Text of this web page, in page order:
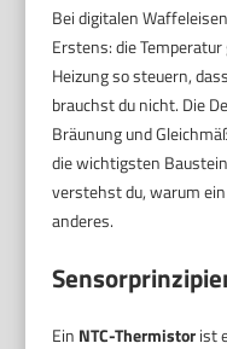
Bei digitalen
Erstens: die
Heizung so steuern,
brauchst du nicht. Die
Bräunung und
die wichtigsten
verstehst du, warum
anderes.
Ein NTC-Thermistorist